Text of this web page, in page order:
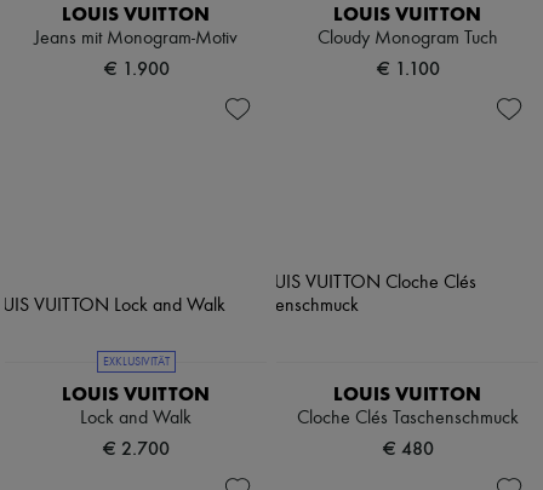
LOUIS VUITTON
Jeans mit Monogram-Motiv
€ 1.900
LOUIS VUITTON
Cloudy Monogram Tuch
€ 1.100
EXKLUSIVITÄT
LOUIS VUITTON
Lock and Walk
€ 2.700
LOUIS VUITTON
Cloche Clés Taschenschmuck
€ 480